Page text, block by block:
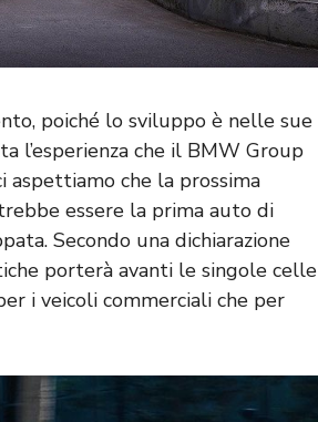
poiché lo sviluppo è nelle sue
l’esperienza che il BMW Group
che la prossima
essere la prima auto di
Secondo una dichiarazione
porterà avanti le singole celle
i veicoli commerciali che per